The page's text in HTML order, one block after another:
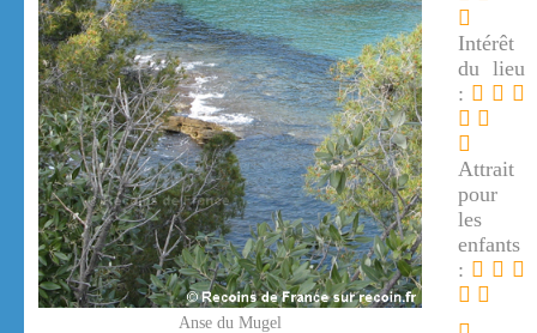
Anse du Mugel
Intérêt
du lieu
:
Attrait
pour
les
enfants
: